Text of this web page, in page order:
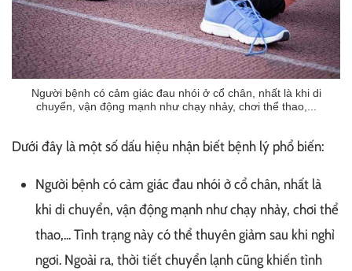
Người bệnh có cảm giác đau nhói ở cổ chân, nhất là khi di
chuyển, vận động mạnh như chạy nhảy, chơi thể thao,...
Dưới đây là một số dấu hiệu nhận biết bệnh lý phổ biến:
Người bệnh có cảm giác đau nhói ở cổ chân, nhất là
khi di chuyển, vận động mạnh như chạy nhảy, chơi thể
thao,... Tình trạng này có thể thuyên giảm sau khi nghỉ
ngơi. Ngoài ra, thời tiết chuyển lạnh cũng khiến tình